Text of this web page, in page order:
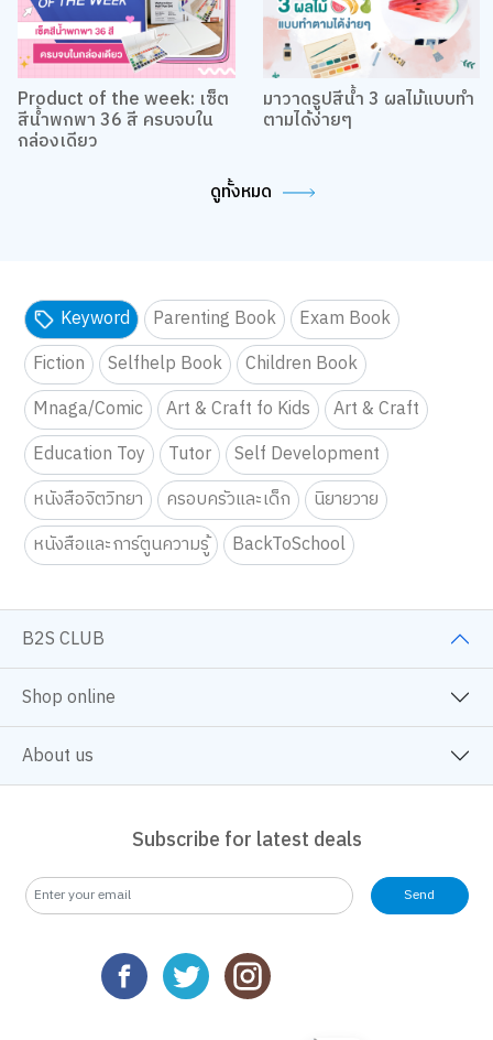
Product of the week: เซ็ต
สีน้ำพกพา 36 สี ครบจบใน
มาวาดรูปสีน้ำ 3 ผลไม้แบบทำ
Keyword Parenting Book
Exam Book
Fiction
Selfhelp Book
Children Book
Mnaga/Comic
Art & Craft fo Kids
Art & Craft
Education Toy
Tutor
Self Development
หนังสือจิตวิทยา
ครอบครัวและเด็ก
นิยายวาย
หนังสือและการ์ตูนความรู้
BackToSchool
B2S CLUB
Shop online
About us
Subscribe for latest deals